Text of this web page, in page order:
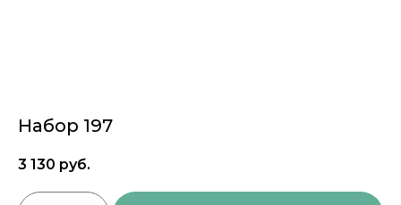
Набор 197
3 130 руб.